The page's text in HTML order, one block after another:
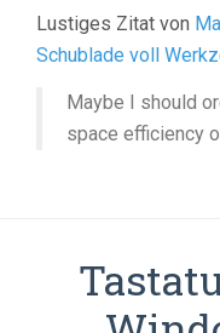
Lustiges Zitat von
Schublade voll
Maybe I should
space efficiency